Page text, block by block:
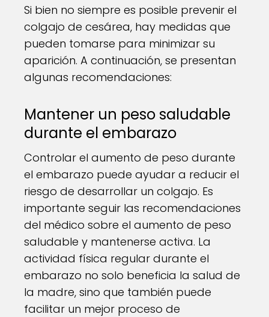
Si bien no siempre es posible prevenir el
colgajo de cesárea, hay medidas que
pueden tomarse para minimizar su
aparición. A continuación, se presentan
algunas recomendaciones:
Mantener un peso saludable
durante el embarazo
Controlar el aumento de peso durante
el embarazo puede ayudar a reducir el
riesgo de desarrollar un colgajo. Es
importante seguir las recomendaciones
del médico sobre el aumento de peso
saludable y mantenerse activa. La
actividad física regular durante el
embarazo no solo beneficia la salud de
la madre, sino que también puede
facilitar un mejor proceso de